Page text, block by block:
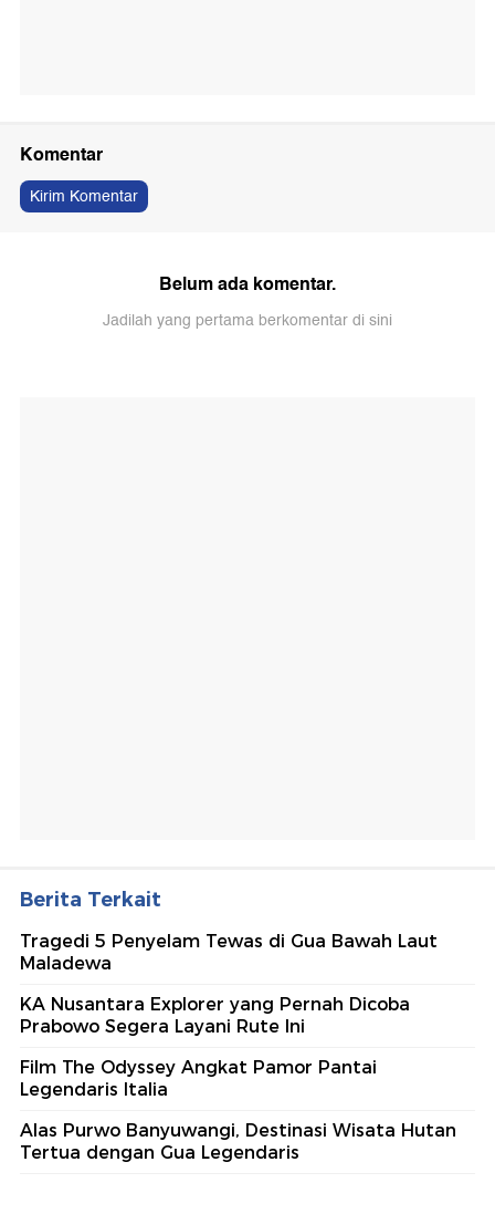
Komentar
Kirim Komentar
Belum ada komentar.
Jadilah yang pertama berkomentar di sini
Berita Terkait
Tragedi 5 Penyelam Tewas di Gua Bawah Laut
Maladewa
KA Nusantara Explorer yang Pernah Dicoba
Prabowo Segera Layani Rute Ini
Film The Odyssey Angkat Pamor Pantai
Legendaris Italia
Alas Purwo Banyuwangi, Destinasi Wisata Hutan
Tertua dengan Gua Legendaris